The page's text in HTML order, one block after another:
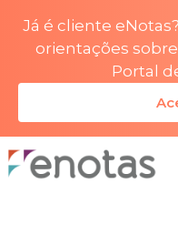
Já é cliente
orientações
Portal
planos